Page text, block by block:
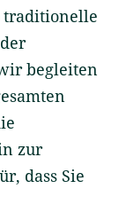
traditionelle
begleiten
zur
dass Sie